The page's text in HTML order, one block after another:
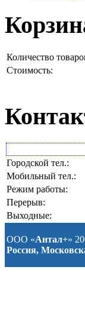
Количество
Стоимость:
Городской тел.:
Мобильный тел.:
Режим работы:
Перерыв:
Выходные:
ООО «Антал+»
Россия,